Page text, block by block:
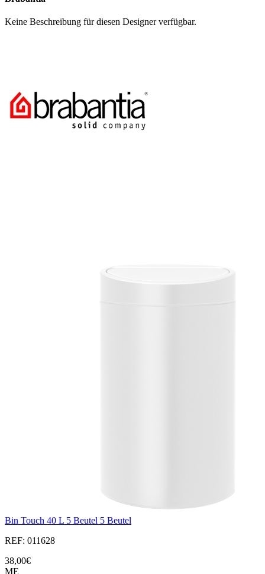
Keine Beschreibung für diesen Designer verfügbar.
Bin Touch 40 L 5 Beutel 5 Beutel
REF: 011628
38,00€
ME